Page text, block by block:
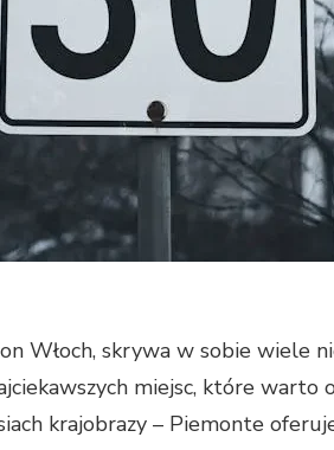
Włoch, skrywa w sobie wiele
miejsc, które warto
krajobrazy – Piemonte